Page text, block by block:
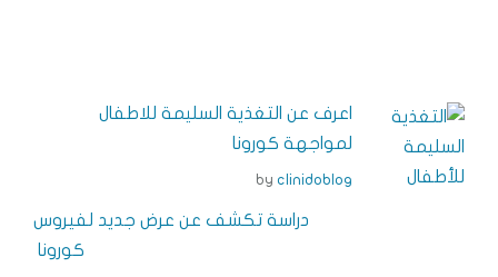
b
o
o
dI
n
n
g
r
e
اعرف عن التغذية السليمة للاطفال
لمواجهة كورونا
byclinidoblog
دراسة تكشف عن عرض جديد لفيروس
كورونا